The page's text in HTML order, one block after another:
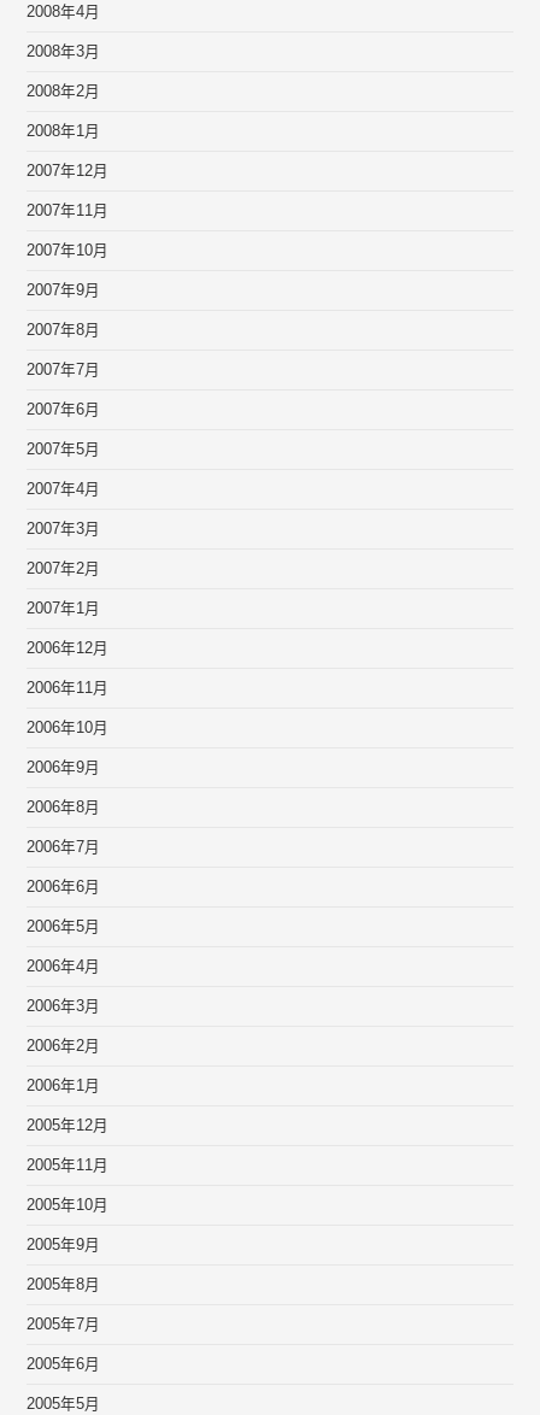
2008年4月
2008年3月
2008年2月
2008年1月
2007年12月
2007年11月
2007年10月
2007年9月
2007年8月
2007年7月
2007年6月
2007年5月
2007年4月
2007年3月
2007年2月
2007年1月
2006年12月
2006年11月
2006年10月
2006年9月
2006年8月
2006年7月
2006年6月
2006年5月
2006年4月
2006年3月
2006年2月
2006年1月
2005年12月
2005年11月
2005年10月
2005年9月
2005年8月
2005年7月
2005年6月
2005年5月